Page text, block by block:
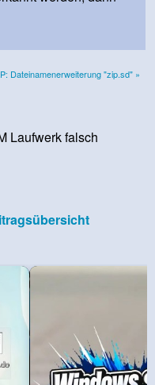
Dateinamenerweiterung "zip.sd" »
Laufwerk falsch